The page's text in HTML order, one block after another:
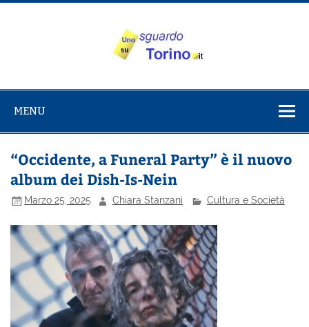
Salta
su Torino
MENU
“Occidente, a Funeral Party” è il nuovo
album dei Dish-Is-Nein
Marzo 25, 2025 Chiara Stanzani Cultura e Società